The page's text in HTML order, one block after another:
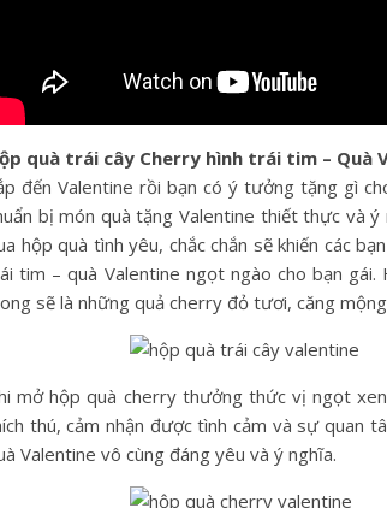
quà trái cây Cherry hình trái tim – Quà
đến Valentine rồi bạn có ý tưởng tặng gì
bị món quà tặng Valentine thiết thực và
hộp quà tình yêu, chắc chắn sẽ khiến các
tim – quà Valentine ngọt ngào cho bạn
sẽ là những quả cherry đỏ tươi, căng
mở hộp quà cherry thưởng thức vị ngọt
thú, cảm nhận được tình cảm và sự quan
Valentine vô cùng đáng yêu và ý nghĩa.